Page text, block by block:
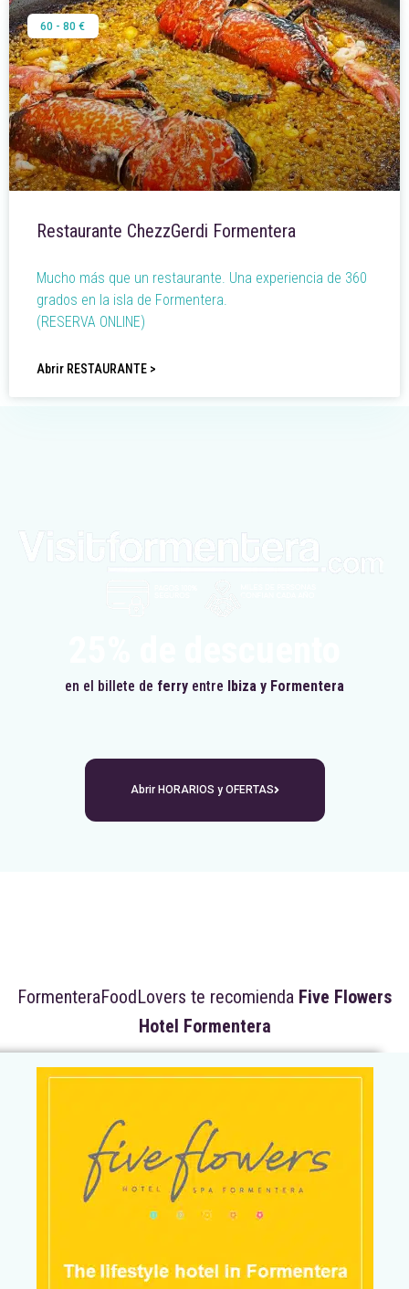
60 - 80 €
Restaurante ChezzGerdi Formentera
Mucho más que un restaurante. Una experiencia de 360
grados en la isla de Formentera.
(RESERVA ONLINE)
Abrir RESTAURANTE >
en el billete de ferry entre Ibiza y Formentera
Abrir HORARIOS y OFERTAS
FormenteraFoodLovers te recomienda Five Flowers
Hotel Formentera